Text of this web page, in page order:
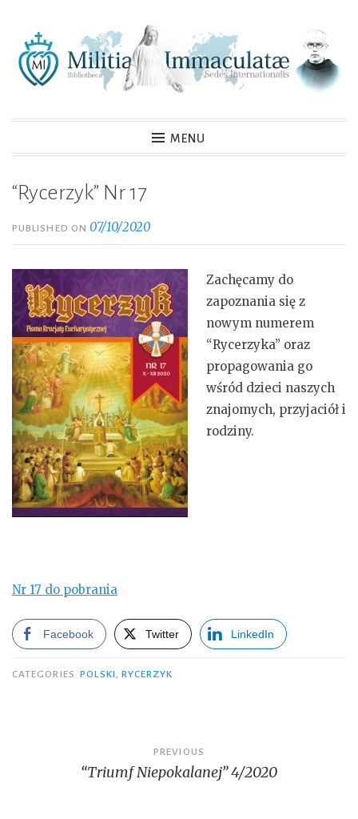
content
MENU
“Rycerzyk” Nr 17
PUBLISHED ON07/10/2020
Zachęcamy do
zapoznania się z
nowym numerem
“Rycerzyka” oraz
propagowania go
wśród dzieci naszych
znajomych, przyjaciół i
rodziny.
Nr 17 do pobrania
Facebook Twitter LinkedIn
CATEGORIES POLSKI RYCERZYK
navigation
PREVIOUS
“Triumf Niepokalanej” 4/2020